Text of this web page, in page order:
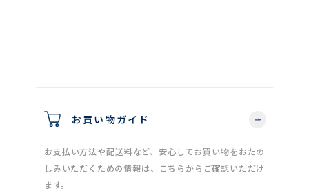
お買い物ガイド
お支払い方法や配送料など、安心してお買い物をおたの
しみいただくための情報は、こちらからご確認いただけ
ます。